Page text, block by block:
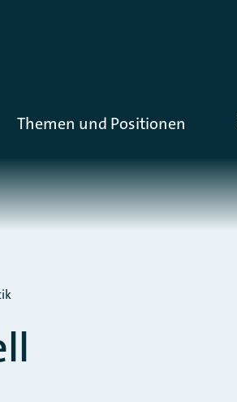
Themen und Positionen